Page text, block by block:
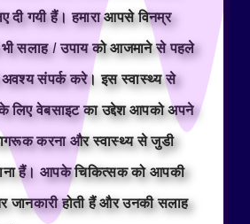
दी गयी हैं। हमारा आपसे विनम्र
भी सलाह / उपाय को आजमाने से पहले
संपर्क करे। इस स्वास्थ्य से
लिए वेबसाइट का उद्देश आपको अपने
करना और स्वास्थ्य से जुडी
हैं। आपके चिकित्सक को आपकी
जानकारी होती हैं और उनकी सलाह